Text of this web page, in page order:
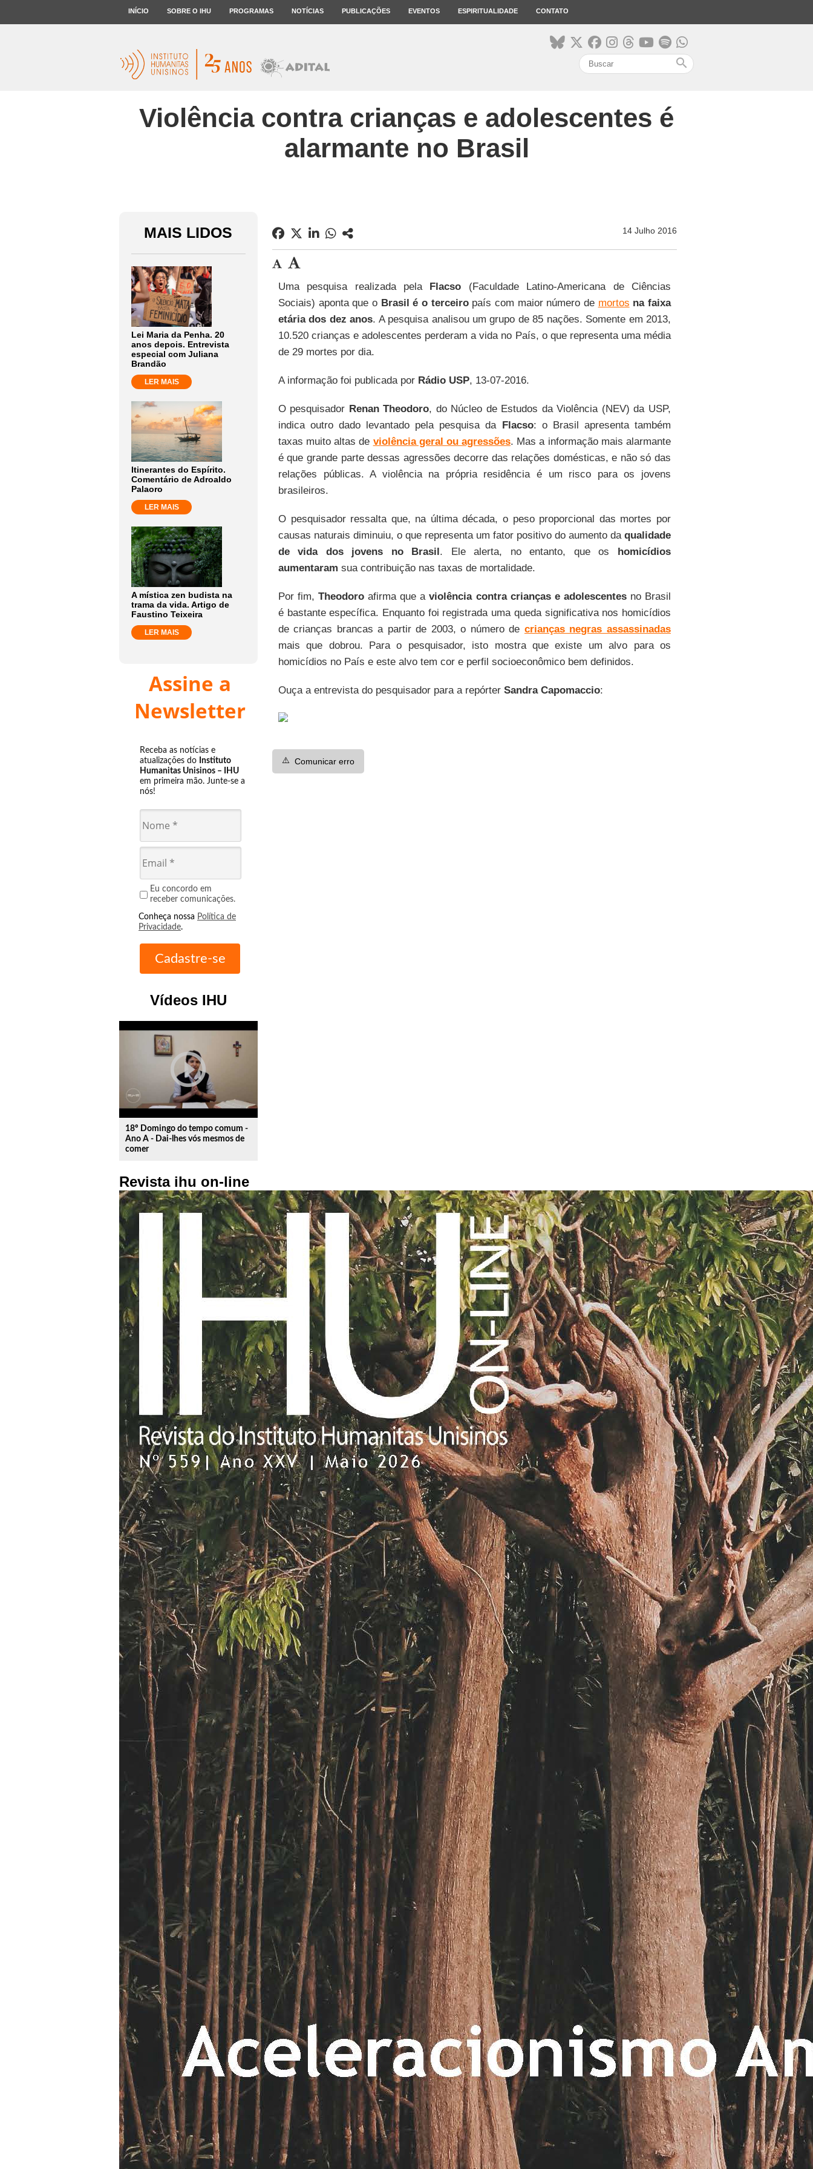
INÍCIO SOBRE O IHU PROGRAMAS NOTÍCIAS PUBLICAÇÕES EVENTOS ESPIRITUALIDADE CONTATO
search
Violência contra crianças e adolescentes é
alarmante no Brasil
MAIS LIDOS
Lei Maria da Penha. 20
anos depois. Entrevista
especial com Juliana
Brandão
LER MAIS
Itinerantes do Espírito.
Comentário de Adroaldo
Palaoro
LER MAIS
A mística zen budista na
trama da vida. Artigo de
Faustino Teixeira
LER MAIS
Assine a
Newsletter
Receba as notícias e
atualizações do Instituto
Humanitas Unisinos – IHU
em primeira mão. Junte-se a
nós!
Eu concordo em
receber comunicações.
Conheça nossa Política de
Privacidade.
Vídeos IHU
play_circle_outline
18º Domingo do tempo comum -
Ano A - Dai-lhes vós mesmos de
comer
Revista ihu on-line
14 Julho 2016
Uma pesquisa realizada pela Flacso (Faculdade Latino-Americana de Ciências
Sociais) aponta que o Brasil é o terceiropaís com maior número de mortos na faixa
etária dos dez anos. A pesquisa analisou um grupo de 85 nações. Somente em 2013,
10.520 crianças e adolescentes perderam a vida no País, o que representa uma média
de 29 mortes por dia.
A informação foi publicada por Rádio USP, 13-07-2016.
O pesquisador Renan Theodoro, do Núcleo de Estudos da Violência (NEV) da USP,
indica outro dado levantado pela pesquisa da Flacso: o Brasil apresenta também
taxas muito altas de violência geral ou agressões. Mas a informação mais alarmante
é que grande parte dessas agressões decorre das relações domésticas, e não só das
relações públicas. A violência na própria residência é um risco para os jovens
brasileiros.
O pesquisador ressalta que, na última década, o peso proporcional das mortes por
causas naturais diminuiu, o que representa um fator positivo do aumento da qualidade
de vida dos jovens no Brasil. Ele alerta, no entanto, que os homicídios
aumentaram sua contribuição nas taxas de mortalidade.
Por fim,Theodoro afirma que aviolência contra crianças e adolescentesno Brasil
é bastante específica. Enquanto foi registrada uma queda significativa nos homicídios
de crianças brancas a partir de 2003, o número de crianças negras assassinadas
mais que dobrou. Para o pesquisador, isto mostra que existe um alvo para os
homicídios no País e este alvo tem cor e perfil socioeconômico bem definidos.
Ouça a entrevista do pesquisador para a repórter Sandra Capomaccio:
⚠️ Comunicar erro